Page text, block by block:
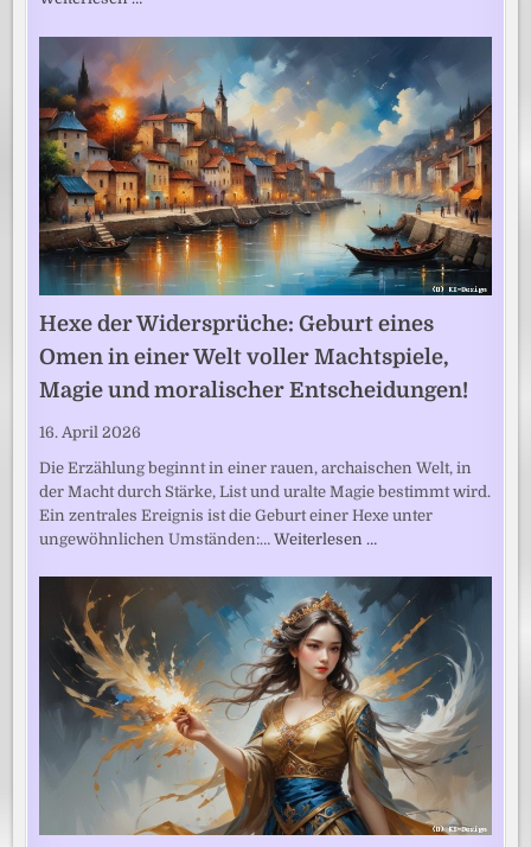
Hexe der Widersprüche: Geburt eines
Omen in einer Welt voller Machtspiele,
Magie und moralischer Entscheidungen!
16. April 2026
Die Erzählung beginnt in einer rauen, archaischen Welt, in
der Macht durch Stärke, List und uralte Magie bestimmt wird.
Ein zentrales Ereignis ist die Geburt einer Hexe unter
ungewöhnlichen Umständen:…Weiterlesen …